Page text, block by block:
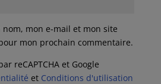
mon e-mail et mon site
mon prochain commentaire.
reCAPTCHA et Google
et Conditions d'utilisation